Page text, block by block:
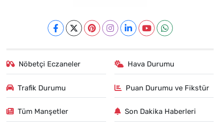
Nöbetçi Eczaneler Hava Durumu
Trafik Durumu Puan Durumu ve Fikstür
Tüm Manşetler Son Dakika Haberleri